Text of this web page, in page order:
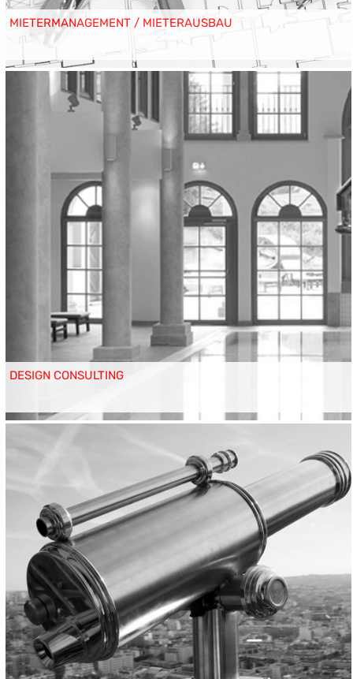
MIETERMANAGEMENT / MIETERAUSBAU
DESIGN CONSULTING